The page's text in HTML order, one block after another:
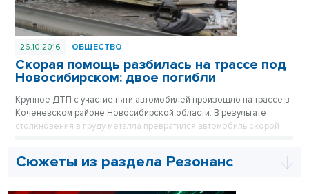
26.10.2016 ОБЩЕСТВО
Скорая помощь разбилась на трассе под
Новосибирском: двое погибли
Крупное ДТП с участие пяти автомобилей произошло на трассе в
Коченевском районе Новосибирской области. В результате
столкновения в груду металла превратился автомобиль скорой
помощи. Погибли водитель и медик на переднем сиденье. Двое
госпитализирован водитель грузовика.
Сюжеты из раздела Резонанс